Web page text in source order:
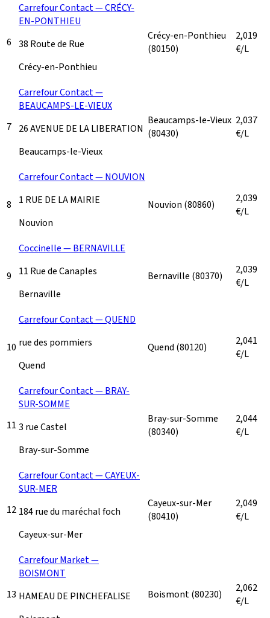
6
Carrefour Contact — CRÉCY-
EN-PONTHIEU
38 Route de Rue
Crécy-en-Ponthieu
Crécy-en-Ponthieu
(80150)
2,019
€/L
7
Carrefour Contact —
BEAUCAMPS-LE-VIEUX
26 AVENUE DE LA LIBERATION
Beaucamps-le-Vieux
Beaucamps-le-Vieux
(80430)
2,037
€/L
8
Carrefour Contact — NOUVION
1 RUE DE LA MAIRIE
Nouvion
Nouvion (80860)
2,039
€/L
9
Coccinelle — BERNAVILLE
11 Rue de Canaples
Bernaville
Bernaville (80370)
2,039
€/L
10
Carrefour Contact — QUEND
rue des pommiers
Quend
Quend (80120)
2,041
€/L
11
Carrefour Contact — BRAY-
SUR-SOMME
3 rue Castel
Bray-sur-Somme
Bray-sur-Somme
(80340)
2,044
€/L
12
Carrefour Contact — CAYEUX-
SUR-MER
184 rue du maréchal foch
Cayeux-sur-Mer
Cayeux-sur-Mer
(80410)
2,049
€/L
13
Carrefour Market —
BOISMONT
HAMEAU DE PINCHEFALISE
Boismont(80230)
2,062
€/L